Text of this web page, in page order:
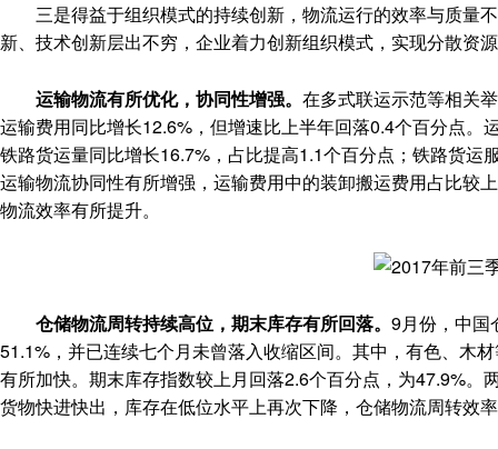
三是得益于组织模式的持续创新，物流运行的效率与质量
新、技术创新层出不穷，企业着力创新组织模式，实现分散资
运输物流有所优化，协同性增强。 在多式联运示范等相关
运输费用同比增长12.6%，但增速比上半年回落0.4个百分点
铁路货运量同比增长16.7%，占比提高1.1个百分点；铁路货
运输物流协同性有所增强，运输费用中的装卸搬运费用占比较
物流效率有所提升。
仓储物流周转持续高位，期末库存有所回落。 9月份，中国
51.1%，并已连续七个月未曾落入收缩区间。其中，有色、木
有所加快。期末库存指数较上月回落2.6个百分点，为47.9%
货物快进快出，库存在低位水平上再次下降，仓储物流周转效